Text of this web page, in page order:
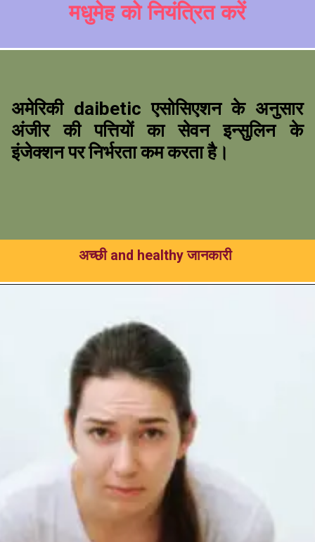
मधुमेह को नियंत्रित करें
अमेरिकी daibetic एसोसिएशन के अनुसार
अंजीर की पत्तियों का सेवन इन्सुलिन के
इंजेक्शन पर निर्भरता कम करता है।
अच्छी and healthy जानकारी